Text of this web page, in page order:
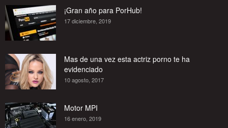
¡Gran año para PorHub!
17 diciembre, 2019
Mas de una vez esta actriz porno te ha
evidenciado
10 agosto, 2017
Motor MPI
16 enero, 2019